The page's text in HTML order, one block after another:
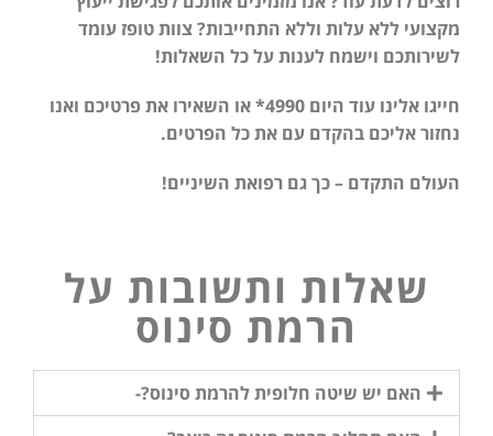
מקצועי ללא עלות וללא התחייבות? צוות טופז עומד
לשירותכם וישמח לענות על כל השאלות!
חייגו אלינו עוד היום 4990* או השאירו את פרטיכם ואנו
נחזור אליכם בהקדם עם את כל הפרטים.
העולם התקדם – כך גם רפואת השיניים!
שאלות ותשובות על
הרמת סינוס
האם יש שיטה חלופית להרמת סינוס?-